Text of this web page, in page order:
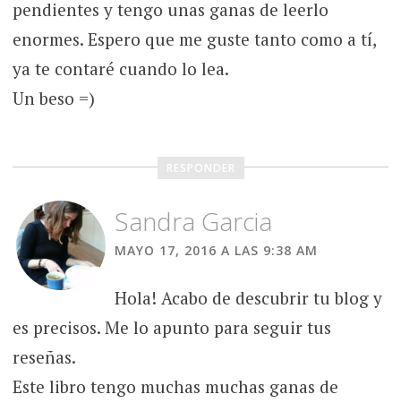
pendientes y tengo unas ganas de leerlo
enormes. Espero que me guste tanto como a tí,
ya te contaré cuando lo lea.
Un beso =)
RESPONDER
Sandra Garcia
MAYO 17, 2016 A LAS 9:38 AM
Hola! Acabo de descubrir tu blog y
es precisos. Me lo apunto para seguir tus
reseñas.
Este libro tengo muchas muchas ganas de